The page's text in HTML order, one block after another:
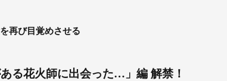
再び目覚めさせる
る花火師に出会った…」編 解禁！